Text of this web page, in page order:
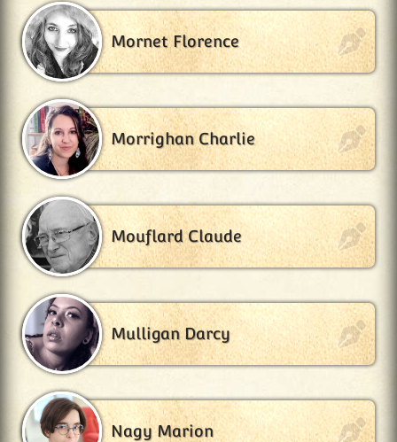
Mornet Florence
Morrighan Charlie
Mouflard Claude
Mulligan Darcy
Nagy Marion